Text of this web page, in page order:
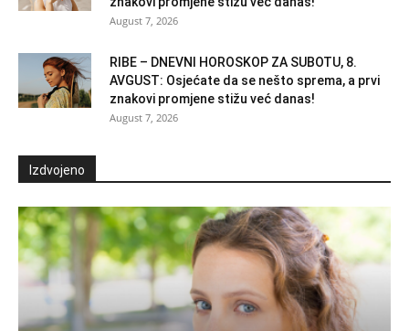
August 7, 2026
RIBE – DNEVNI HOROSKOP ZA SUBOTU, 8.
AVGUST: Osjećate da se nešto sprema, a prvi
znakovi promjene stižu već danas!
August 7, 2026
Izdvojeno